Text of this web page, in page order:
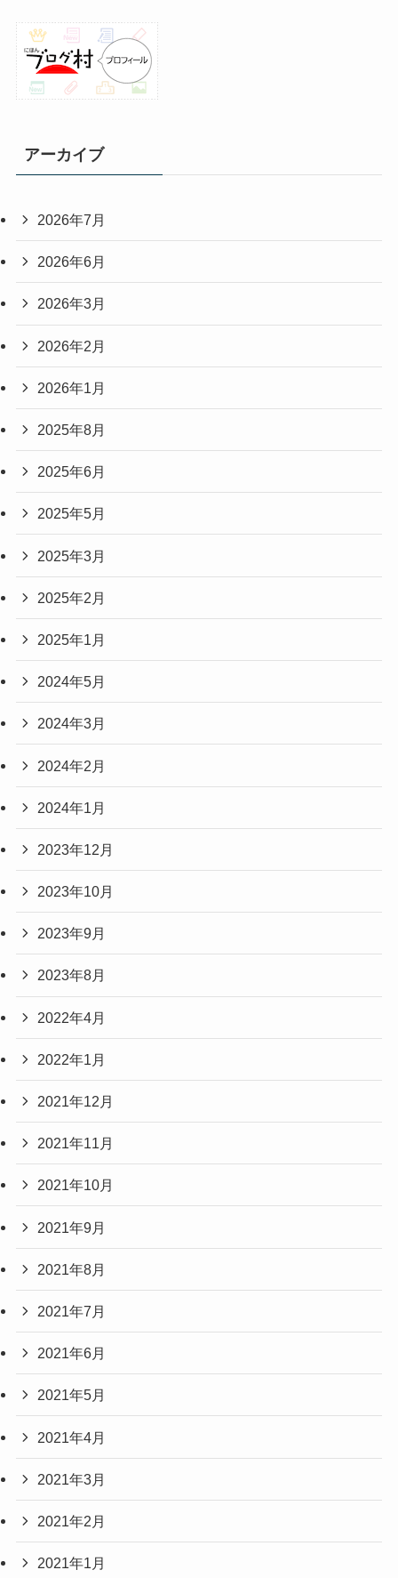
アーカイブ
2026年7月
2026年6月
2026年3月
2026年2月
2026年1月
2025年8月
2025年6月
2025年5月
2025年3月
2025年2月
2025年1月
2024年5月
2024年3月
2024年2月
2024年1月
2023年12月
2023年10月
2023年9月
2023年8月
2022年4月
2022年1月
2021年12月
2021年11月
2021年10月
2021年9月
2021年8月
2021年7月
2021年6月
2021年5月
2021年4月
2021年3月
2021年2月
2021年1月